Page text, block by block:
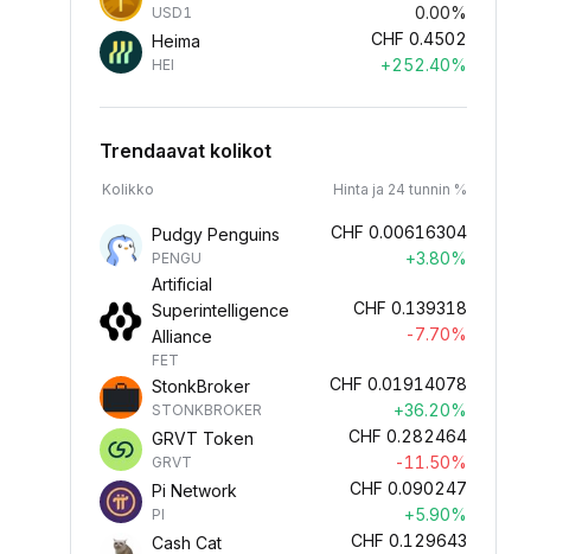
USD1
0.00%
Heima
HEI
CHF 0.4502
+252.40%
Trendaavat kolikot
Kolikko Hinta ja 24 tunnin %
Pudgy Penguins
PENGU
CHF 0.00616304
+3.80%
Artificial
Superintelligence
Alliance
FET
CHF 0.139318
-7.70%
StonkBroker
STONKBROKER
CHF 0.01914078
+36.20%
GRVT Token
GRVT
CHF 0.282464
-11.50%
Pi Network
PI
CHF 0.090247
+5.90%
Cash Cat
CHF 0.129643